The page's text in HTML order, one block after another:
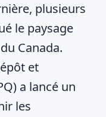
plusieurs
le paysage
Canada.
et
a lancé un
les